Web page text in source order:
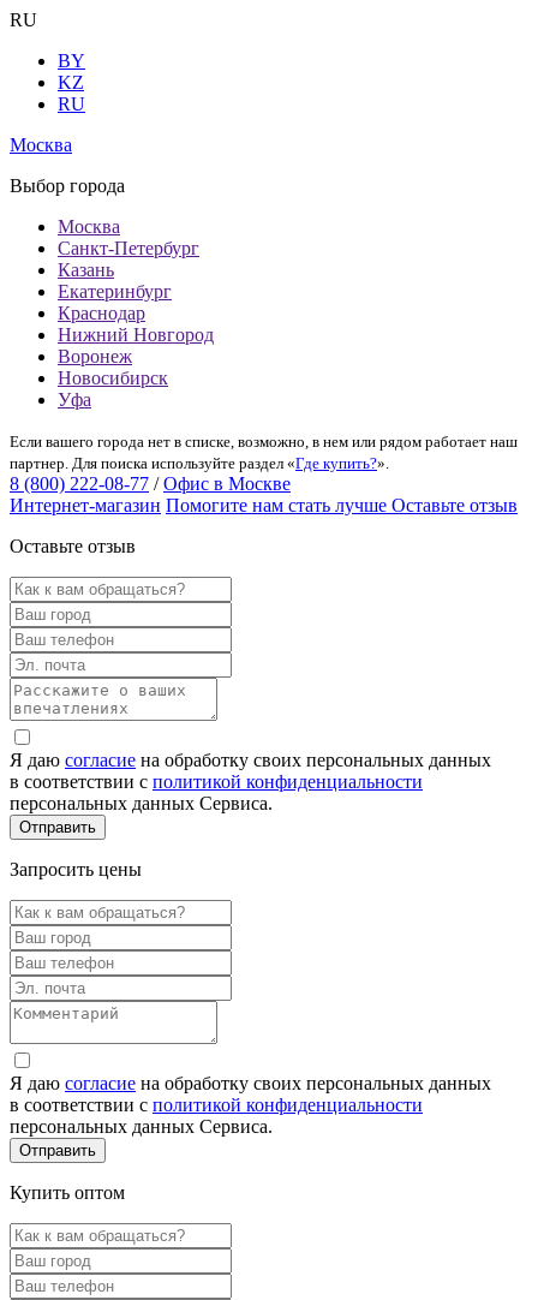
RU
BY
KZ
RU
Москва
Выбор города
Москва
Санкт-Петербург
Казань
Екатеринбург
Краснодар
Нижний Новгород
Воронеж
Новосибирск
Уфа
Если вашего города нет в списке, возможно, в нем или рядом работает наш
партнер. Для поиска используйте раздел «Где купить?».
8 (800) 222-08-77 / Офис в Москве
Интернет-магазин Помогите нам стать лучше Оставьте отзыв
Оставьте отзыв
Я даю согласие на обработку своих персональных данных
в соответствии с политикой конфиденциальности
персональных данных Сервиса.
Запросить цены
Я даю согласие на обработку своих персональных данных
в соответствии с политикой конфиденциальности
персональных данных Сервиса.
Купить оптом